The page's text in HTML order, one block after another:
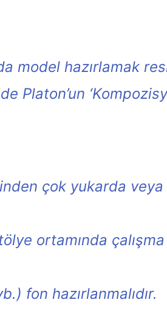
model hazırlamak
Platon’un
çok yukarda veya
ortamında çalışma
fon hazırlanmalıdır.